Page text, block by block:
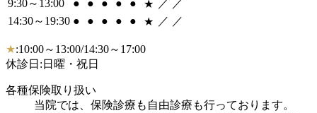
9:30～13:00
● ● ● ● ● ★ ／ ／
14:30～19:30 ● ● ● ● ● ★ ／ ／
★:10:00～13:00/14:30～17:00
休診日:日曜・祝日
各種保険取り扱い
当院では、保険診療も自由診療も行っております。